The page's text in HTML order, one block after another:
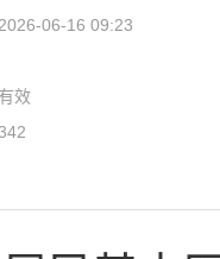
2026-06-16 09:23
有效